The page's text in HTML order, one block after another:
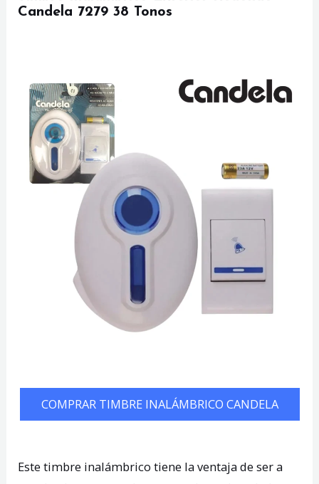
Candela 7279 38 Tonos
COMPRAR TIMBRE INALÁMBRICO CANDELA
Este timbre inalámbrico tiene la ventaja de ser a